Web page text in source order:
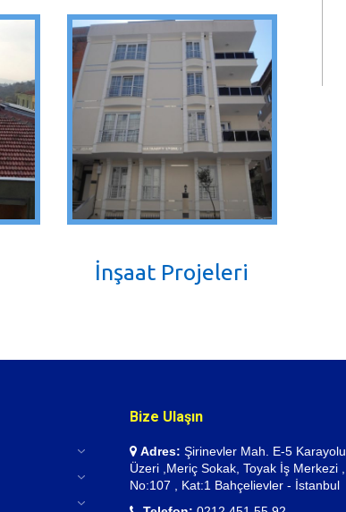
İnşaat Projeleri
Bize Ulaşın
Adres: Şirinevler Mah. E-5 Karayolu
Üzeri ,Meriç Sokak, Toyak İş Merkezi ,
No:107 , Kat:1 Bahçelievler - İstanbul